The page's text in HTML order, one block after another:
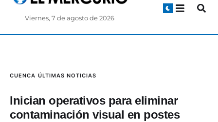
Viernes, 7 de agosto de 2026
CUENCA ÚLTIMAS NOTICIAS
Inician operativos para eliminar
contaminación visual en postes